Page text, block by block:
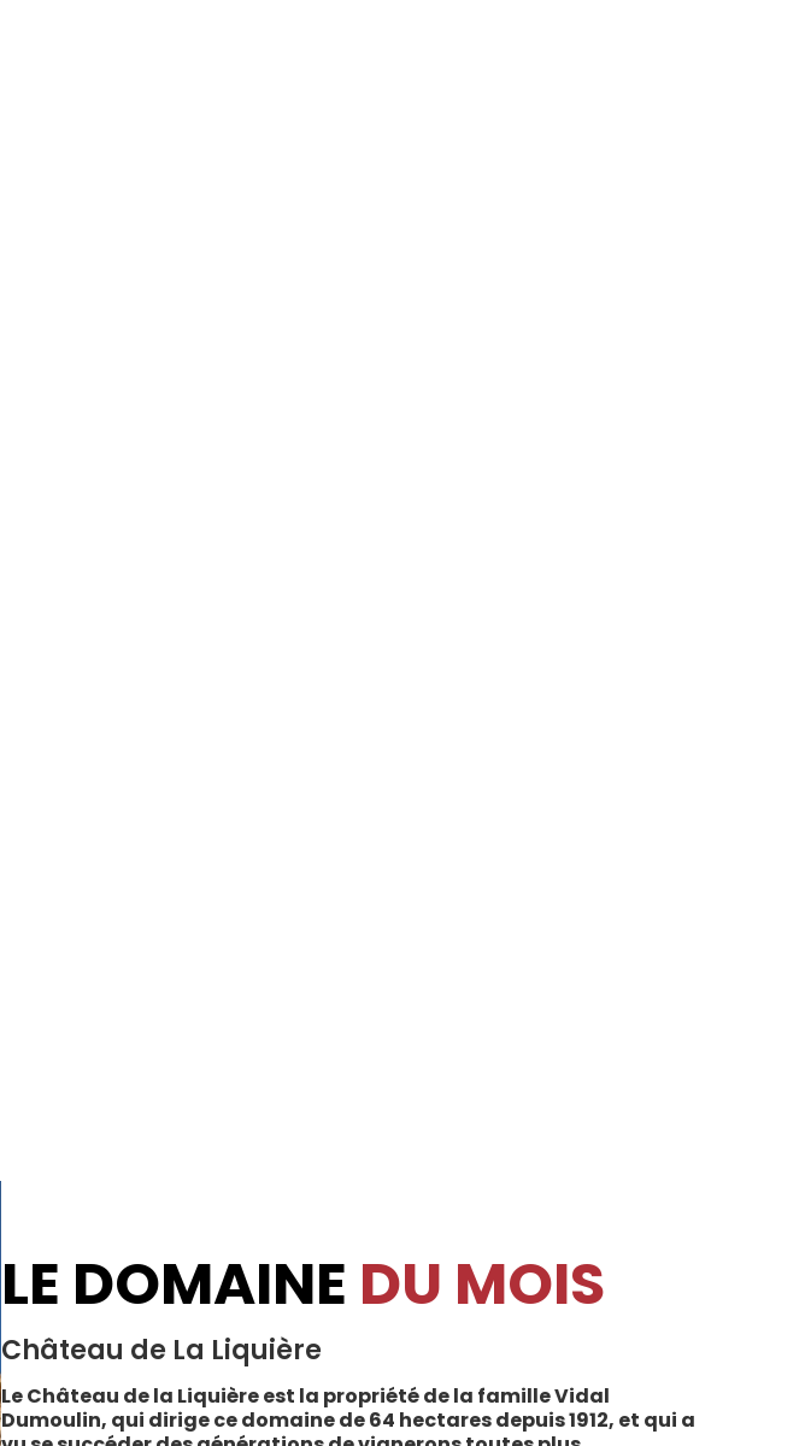
LE DOMAINE DU MOIS
Château de La Liquière
Le Château de la Liquière est la propriété de la famille Vidal
Dumoulin, qui dirige ce domaine de 64 hectares depuis 1912, et qui a